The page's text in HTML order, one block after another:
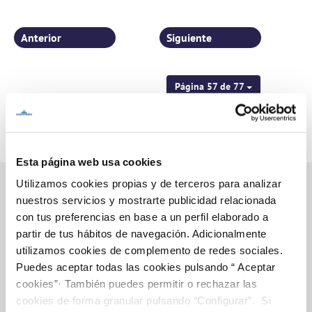
Esta página web usa cookies
Utilizamos cookies propias y de terceros para analizar
nuestros servicios y mostrarte publicidad relacionada
con tus preferencias en base a un perfil elaborado a
partir de tus hábitos de navegación. Adicionalmente
utilizamos cookies de complemento de redes sociales.
Puedes aceptar todas las cookies pulsando “ Aceptar
cookies”· También puedes permitir o rechazar las
cookies de forma granular pulsando “Configurar”. Si
Página 57 de 77
Anterior Siguiente
Inicio
Gestiones Online